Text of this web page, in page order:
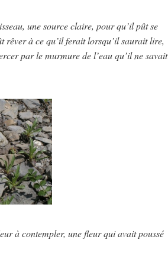
une source claire, pour qu’il pût se
rêver à ce qu’il ferait lorsqu’il saurait lire,
par le murmure de l’eau qu’il ne savait
à contempler, une fleur qui avait poussé